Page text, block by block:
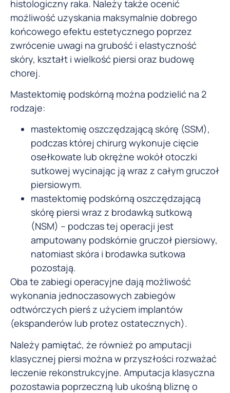
histologiczny raka. Należy także ocenić
możliwość uzyskania maksymalnie dobrego
końcowego efektu estetycznego poprzez
zwrócenie uwagi na grubość i elastyczność
skóry, kształt i wielkość piersi oraz budowę
chorej.
Mastektomię podskórną można podzielić na 2
rodzaje:
mastektomię oszczędzającą skórę (SSM),
podczas której chirurg wykonuje cięcie
osełkowate lub okrężne wokół otoczki
sutkowej wycinając ją wraz z całym gruczoł
piersiowym.
mastektomię podskórną oszczędzającą
skórę piersi wraz z brodawką sutkową
(NSM) – podczas tej operacji jest
amputowany podskórnie gruczoł piersiowy,
natomiast skóra i brodawka sutkowa
pozostają.
Oba te zabiegi operacyjne dają możliwość
wykonania jednoczasowych zabiegów
odtwórczych pierś z użyciem implantów
(ekspanderów lub protez ostatecznych).
Należy pamiętać, że również po amputacji
klasycznej piersi można w przyszłości rozważać
leczenie rekonstrukcyjne. Amputacja klasyczna
pozostawia poprzeczną lub ukośną bliznę o